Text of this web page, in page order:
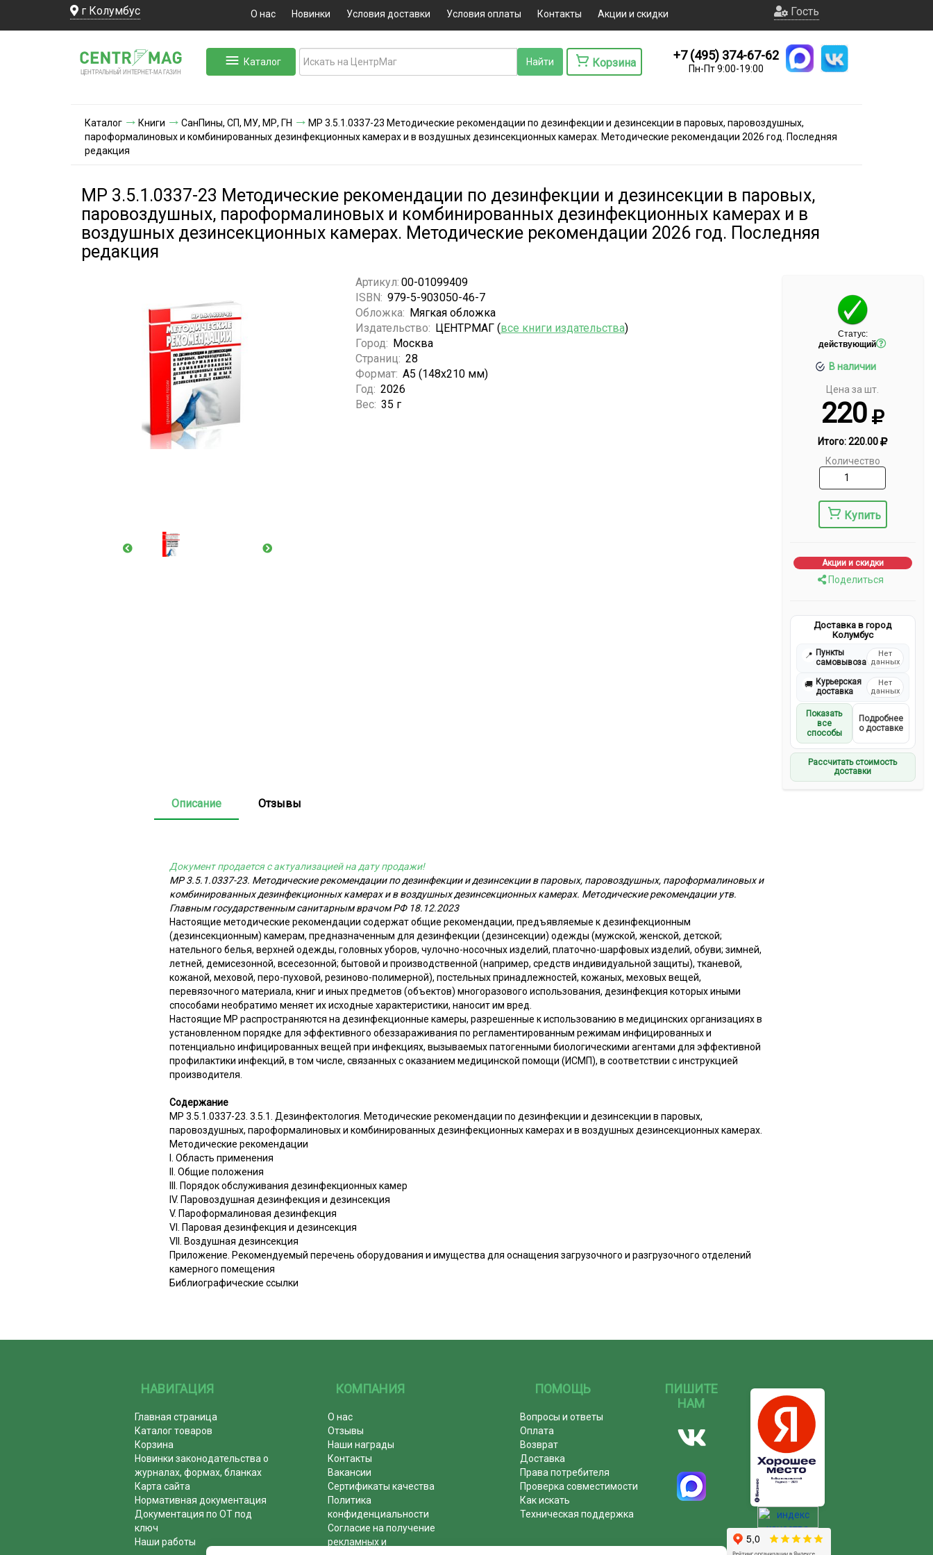
г Колумбус О нас Новинки Условия доставки Условия оплаты Контакты Акции и скидки Гость
ЦЕНТРАЛЬНЫЙ ИНТЕРНЕТ-МА ГАЗИН
Каталог Корзина
+7 (495) 374-67-62
Пн-Пт 9:00-19:00
Каталог Книги СанПины, СП, МУ, МР, ГН
МР 3.5.1.0337-23 Методические рекомендации по дезинфекции и дезинсекции в паровых, паровоздушных,
пароформалиновых и комбинированных дезинфекционных камерах и в воздушных дезинсекционных камерах. Методические рекомендации 2026 год. Последняя
редакция
МР 3.5.1.0337-23 Методические рекомендации по дезинфекции и дезинсекции в паровых,
паровоздушных, пароформалиновых и комбинированных дезинфекционных камерах и в
воздушных дезинсекционных камерах. Методические рекомендации 2026 год. Последняя
редакция
Статус:
действующий
В наличии
Цена за шт.
220
Итого:220.00
Количество
Купить
Акции и скидки
Поделиться
Доставка в город
Колумбус
📍 Пункты
самовывоза
Нет
данных
🚚 Курьерская
доставка
Нет
данных
Показать
все
способы
Подробнее
о доставке
Рассчитать стоимость
доставки
Артикул: 00-01099409
ISBN: 979-5-903050-46-7
Обложка: Мягкая обложка
Издательство: ЦЕНТРМАГ (все книги издательства)
Город: Москва
Страниц: 28
Формат: А5 (148x210 мм)
Год: 2026
Вес: 35 г
Описание Отзывы
Документ продается с актуализацией на дату продажи!
МР 3.5.1.0337-23. Методические рекомендации по дезинфекции и дезинсекции в паровых, паровоздушных, пароформалиновых и
комбинированных дезинфекционных камерах и в воздушных дезинсекционных камерах. Методические рекомендации утв.
Главным государственным санитарным врачом РФ 18.12.2023
Настоящие методические рекомендации содержат общие рекомендации, предъявляемые к дезинфекционным
(дезинсекционным) камерам, предназначенным для дезинфекции (дезинсекции) одежды (мужской, женской, детской;
нательного белья, верхней одежды, головных уборов, чулочно-носочных изделий, платочно-шарфовых изделий, обуви; зимней,
летней, демисезонной, всесезонной; бытовой и производственной (например, средств индивидуальной защиты), тканевой,
кожаной, меховой, перо-пуховой, резиново-полимерной), постельных принадлежностей, кожаных, меховых вещей,
перевязочного материала, книг и иных предметов (объектов) многоразового использования, дезинфекция которых иными
способами необратимо меняет их исходные характеристики, наносит им вред.
Настоящие МР распространяются на дезинфекционные камеры, разрешенные к использованию в медицинских организациях в
установленном порядке для эффективного обеззараживания по регламентированным режимам инфицированных и
потенциально инфицированных вещей при инфекциях, вызываемых патогенными биологическими агентами для эффективной
профилактики инфекций, в том числе, связанных с оказанием медицинской помощи (ИСМП), в соответствии с инструкцией
производителя.
Содержание
МР 3.5.1.0337-23. 3.5.1. Дезинфектология. Методические рекомендации по дезинфекции и дезинсекции в паровых,
паровоздушных, пароформалиновых и комбинированных дезинфекционных камерах и в воздушных дезинсекционных камерах.
Методические рекомендации
I. Область применения
II. Общие положения
III. Порядок обслуживания дезинфекционных камер
IV. Паровоздушная дезинфекция и дезинсекция
V. Пароформалиновая дезинфекция
VI. Паровая дезинфекция и дезинсекция
VII. Воздушная дезинсекция
Приложение. Рекомендуемый перечень оборудования и имущества для оснащения загрузочного и разгрузочного отделений
камерного помещения
Библиографические ссылки
НАВИГАЦИЯ
Главная страница
Каталог товаров
Корзина
Новинки законодательства о
журналах, формах, бланках
Карта сайта
Нормативная документация
Документация по ОТ под
ключ
Наши работы
КОМПАНИЯ
О нас
Отзывы
Наши награды
Контакты
Вакансии
Сертификаты качества
Политика
конфиденциальности
Согласие на получение
рекламных и
ПОМОЩЬ
Вопросы и ответы
Оплата
Возврат
Доставка
Права потребителя
Проверка совместимости
Как искать
Техническая поддержка
ПИШИТЕ
НАМ